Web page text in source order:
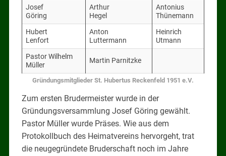
Josef
Göring
Arthur
Hegel
Antonius
Thünemann
Hubert
Lenfort
Anton
Luttermann
Heinrich
Utmann
Pastor Wilhelm
Müller
Martin Parnitzke
Gründungsmitglieder St. Hubertus Reckenfeld 1951 e.V.
Zum ersten Brudermeister wurde in der
Gründungsversammlung Josef Göring gewählt.
Pastor Müller wurde Präses. Wie aus dem
Protokollbuch des Heimatvereins hervorgeht, trat
die neugegründete Bruderschaft noch im Jahre